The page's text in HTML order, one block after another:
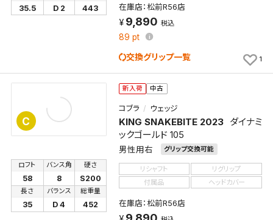
35.5 D 2 443 在庫店：松前R56店
9,890 税込
89 pt
交換グリップ一覧 1
C
新入荷 中古
コブラ ウェッジ
KING SNAKEBITE 2023
ダイナミ
ックゴールド 105
男性用右 グリップ交換可能
ロフト
58
バンス角
8
硬さ
S200
長さ
35
バランス
D 4
総重量
452
リシャフト
リグリップ
付属品
ヘッドカバー
在庫店：松前R56店